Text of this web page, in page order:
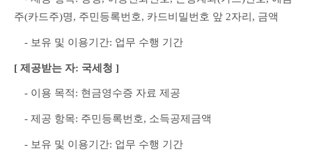
주(카드주)명, 주민등록번호, 카드비밀번호 앞 2자리, 금액
- 보유 및 이용기간: 업무 수행 기간
[ 제공받는 자: 국세청 ]
- 이용 목적: 현금영수증 자료 제공
- 제공 항목: 주민등록번호, 소득공제금액
- 보유 및 이용기간: 업무 수행 기간